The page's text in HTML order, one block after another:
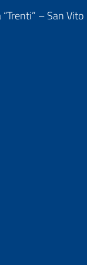
– San Vito